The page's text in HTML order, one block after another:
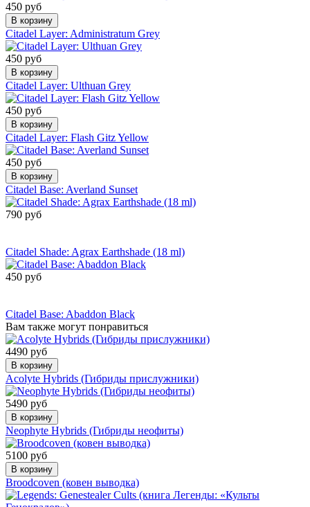
450 руб
В корзину
Citadel Layer: Administratum Grey
450 руб
В корзину
Citadel Layer: Ulthuan Grey
450 руб
В корзину
Citadel Layer: Flash Gitz Yellow
450 руб
В корзину
Citadel Base: Averland Sunset
790 руб
Citadel Shade: Agrax Earthshade (18 ml)
450 руб
Citadel Base: Abaddon Black
Вам также могут понравиться
4490 руб
В корзину
Acolyte Hybrids (Гибриды прислужники)
5490 руб
В корзину
Neophyte Hybrids (Гибриды неофиты)
5100 руб
В корзину
Broodcoven (ковен выводка)